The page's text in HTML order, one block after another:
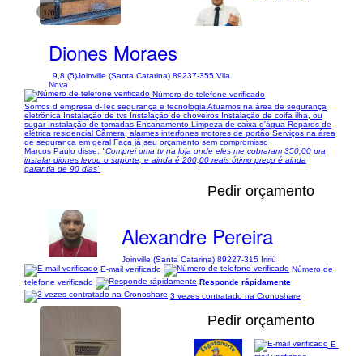
1/6
Diones Moraes
9,8 (5)Joinville (Santa Catarina) 89237-355 Vila
Nova
Número de telefone verificado
Somos d empresa d-Tec segurança e tecnologia Atuamos na área de segurança
eletrônica Instalação de tvs Instalação de choveiros Instalação de coifa ilha, ou
sugar Instalação de tomadas Encanamento Limpeza de caixa d'água Reparos de
elétrica residencial Câmera, alarmes interfones motores de portão Serviços na área
de segurança em geral Faça já seu orçamento sem compromisso
Marcos Paulo disse: "Comprei uma tv na loja onde eles me cobraram 350,00 pra
instalar diones levou o suporte, e ainda é 200,00 reais ótimo preço é ainda
garantia de 90 dias"
Pedir orçamento
Alexandre Pereira
Joinville (Santa Catarina) 89227-315 Iririú
E-mail verificado
Número de
telefone verificado
Responde rápidamente
3 vezes contratado na Cronoshare
Pedir orçamento
E-